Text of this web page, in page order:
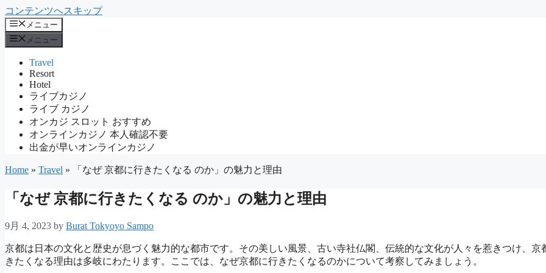
コンテンツへスキップ
メニュー
メニュー
Travel
Resort
Hotel
ライブカジノ
ライブ カジノ
オンカジ スロット おすすめ
オンラインカジノ 本人確認不要
出金が早いオンラインカジノ
Home » Travel » 「なぜ 京都に行きたくなる のか」の魅力と理由
「なぜ 京都に行きたくなる のか」の魅力と理由
9月 4, 2023 by Burat Tokyoyo Sampo
京都は日本の文化と歴史が息づく魅力的な都市です。その美しい風景、古い寺社仏閣、伝統的な文化が人々を惹きつけ、京
きたくなる理由は多岐にわたります。ここでは、なぜ京都に行きたくなるのかについて考察してみましょう。